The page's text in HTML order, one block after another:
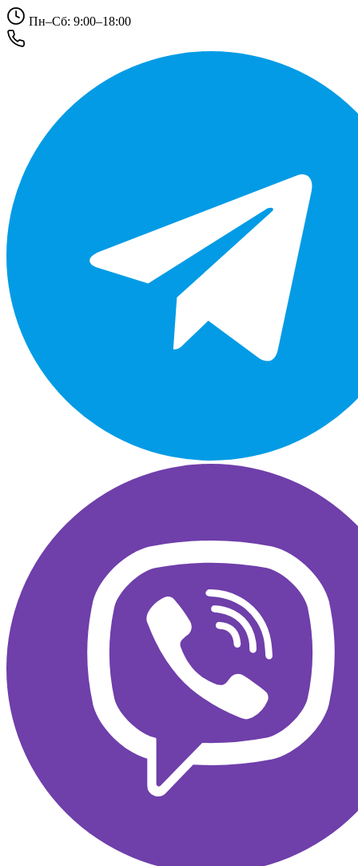
Пн–Сб: 9:00–18:00